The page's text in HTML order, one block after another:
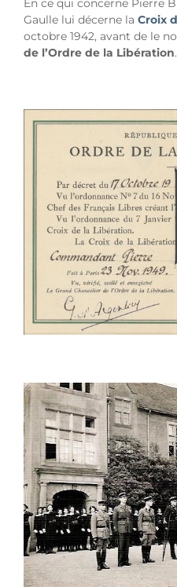
En ce qui concerne Pierre
Gaulle lui décerne la Croix
octobre 1942, avant de le
de l’Ordre de la Libération.